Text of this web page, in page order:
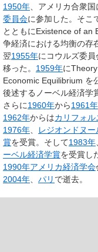
1950年 、アメリカ合衆
委員会に参加した。そこ
とともにExistence of an
争経済における均衡の存
翌1955年にコウルズ委
移った。 1959年に
Economic Equilibrium を
後述するノーベル経済学
さらに1960年から1961年
1962年からはカリフォ
1976年
レジオンドヌー
賞を受賞。そして1983年
ーベル経済学賞を受賞し
1990年アメリカ経済学会
2004年
パリ で逝去。